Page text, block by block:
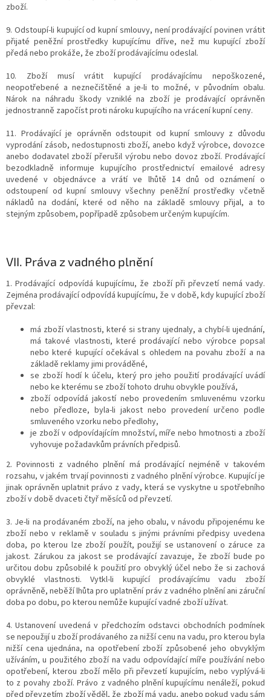
zboží.
9. Odstoupí-li kupující od kupní smlouvy, není prodávající povinen vrátit
přijaté peněžní prostředky kupujícímu dříve, než mu kupující zboží
předá nebo prokáže, že zboží prodávajícímu odeslal.
10. Zboží musí vrátit kupující prodávajícímu nepoškozené,
neopotřebené a neznečištěné a je-li to možné, v původním obalu.
Nárok na náhradu škody vzniklé na zboží je prodávající oprávněn
jednostranně započíst proti nároku kupujícího na vrácení kupní ceny.
11. Prodávající je oprávněn odstoupit od kupní smlouvy z důvodu
vyprodání zásob, nedostupnosti zboží, anebo když výrobce, dovozce
anebo dodavatel zboží přerušil výrobu nebo dovoz zboží. Prodávající
bezodkladně informuje kupujícího prostřednictví emailové adresy
uvedené v objednávce a vrátí ve lhůtě 14 dnů od oznámení o
odstoupení od kupní smlouvy všechny peněžní prostředky včetně
nákladů na dodání, které od něho na základě smlouvy přijal, a to
stejným způsobem, popřípadě způsobem určeným kupujícím.
VII. Práva z vadného plnění
1. Prodávající odpovídá kupujícímu, že zboží při převzetí nemá vady.
Zejména prodávající odpovídá kupujícímu, že v době, kdy kupující zboží
převzal:
má zboží vlastnosti, které si strany ujednaly, a chybí-li ujednání,
má takové vlastnosti, které prodávající nebo výrobce popsal
nebo které kupující očekával s ohledem na povahu zboží a na
základě reklamy jimi prováděné,
se zboží hodí k účelu, který pro jeho použití prodávající uvádí
nebo ke kterému se zboží tohoto druhu obvykle používá,
zboží odpovídá jakostí nebo provedením smluvenému vzorku
nebo předloze, byla-li jakost nebo provedení určeno podle
smluveného vzorku nebo předlohy,
je zboží v odpovídajícím množství, míře nebo hmotnosti a zboží
vyhovuje požadavkům právních předpisů.
2. Povinnosti z vadného plnění má prodávající nejméně v takovém
rozsahu, v jakém trvají povinnosti z vadného plnění výrobce. Kupující je
jinak oprávněn uplatnit právo z vady, která se vyskytne u spotřebního
zboží v době dvaceti čtyř měsíců od převzetí.
3. Je-li na prodávaném zboží, na jeho obalu, v návodu připojenému ke
zboží nebo v reklamě v souladu s jinými právními předpisy uvedena
doba, po kterou lze zboží použít, použijí se ustanovení o záruce za
jakost. Zárukou za jakost se prodávající zavazuje, že zboží bude po
určitou dobu způsobilé k použití pro obvyklý účel nebo že si zachová
obvyklé vlastnosti. Vytkl-li kupující prodávajícímu vadu zboží
oprávněně, neběží lhůta pro uplatnění práv z vadného plnění ani záruční
doba po dobu, po kterou nemůže kupující vadné zboží užívat.
4. Ustanovení uvedená v předchozím odstavci obchodních podmínek
se nepoužijí u zboží prodávaného za nižší cenu na vadu, pro kterou byla
nižší cena ujednána, na opotřebení zboží způsobené jeho obvyklým
užíváním, u použitého zboží na vadu odpovídající míře používání nebo
opotřebení, kterou zboží mělo při převzetí kupujícím, nebo vyplývá-li
to z povahy zboží. Právo z vadného plnění kupujícímu nenáleží, pokud
před převzetím zboží věděl, že zboží má vadu, anebo pokud vadu sám